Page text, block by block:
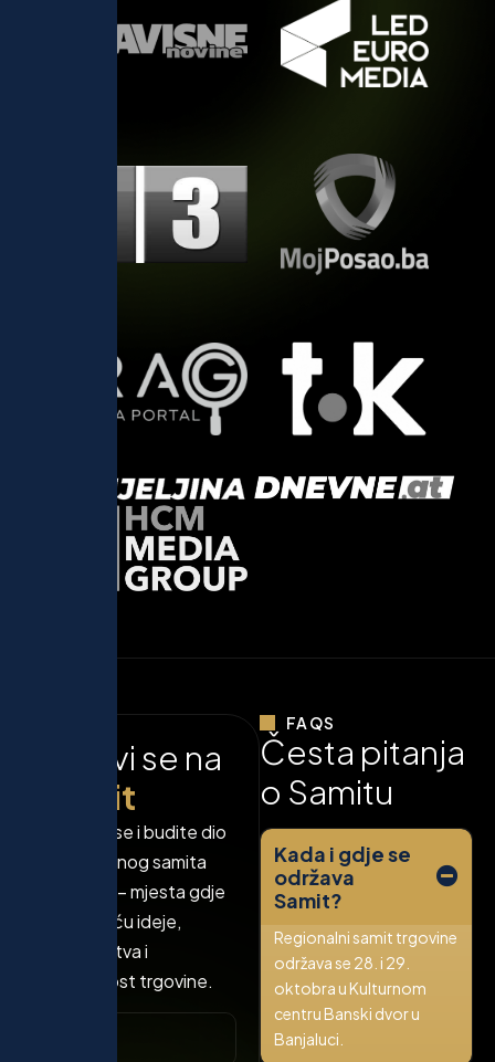
vi se na
it
Prijavite se i budite dio
Regionalnog samita
trgovine – mjesta gdje
se susreću ideje,
partnerstva i
budućnost trgovine.
FAQS
Česta pitanja
o Samitu
Kada i gdje se
održava
Samit?
Regionalni samit trgovine
održava se 28. i 29.
oktobra u Kulturnom
centru Banski dvor u
Banjaluci.